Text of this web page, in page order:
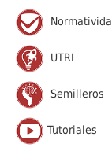
UTRI
Semilleros
Tutoriales